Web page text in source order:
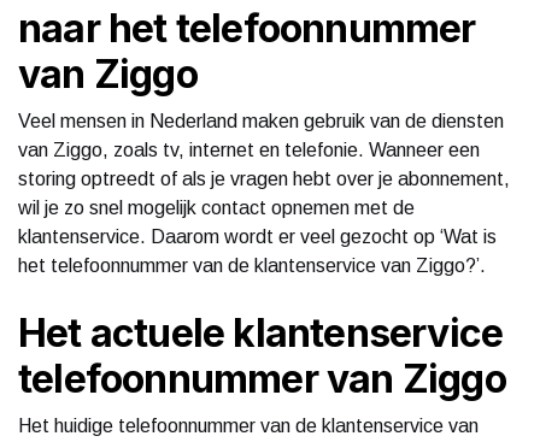
naar het telefoonnummer
van Ziggo
Veel mensen in Nederland maken gebruik van de diensten
van Ziggo, zoals tv, internet en telefonie. Wanneer een
storing optreedt of als je vragen hebt over je abonnement,
wil je zo snel mogelijk contact opnemen met de
klantenservice. Daarom wordt er veel gezocht op ‘Wat is
het telefoonnummer van de klantenservice van Ziggo?’.
Het actuele klantenservice
telefoonnummer van Ziggo
Het huidige telefoonnummer van de klantenservice van